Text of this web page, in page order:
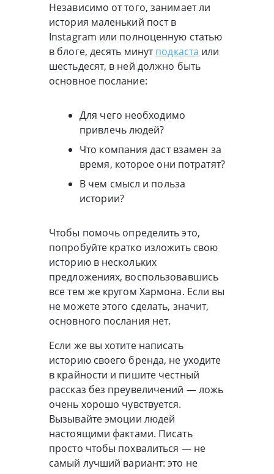
Независимо от того, занимает ли
история маленький пост в
Instagram или полноценную статью
в блоге, десять минутподкаста или
шестьдесят, в ней должно быть
основное послание:
Для чего необходимо
привлечь людей?
Что компания даст взамен за
время, которое они потратят?
В чем смысл и польза
истории?
Чтобы помочь определить это,
попробуйте кратко изложить свою
историю в нескольких
предложениях, воспользовавшись
все тем же кругом Хармона. Если вы
не можете этого сделать, значит,
основного послания нет.
Если же вы хотите написать
историю своего бренда, не уходите
в крайности и пишите честный
рассказ без преувеличений — ложь
очень хорошо чувствуется.
Вызывайте эмоции людей
настоящими фактами. Писать
просто чтобы похвалиться — не
самый лучший вариант: это не